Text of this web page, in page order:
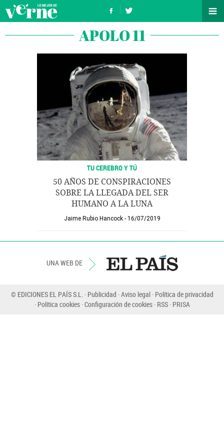
APOLO 11
TU CEREBRO Y TÚ
50 AÑOS DE CONSPIRACIONES
SOBRE LA LLEGADA DEL SER
HUMANO A LA LUNA
Jaime Rubio Hancock 16/07/2019
UNA WEB DE
© EDICIONES EL PAÍS S.L. Publicidad Aviso legal Política de privacidad
Política cookies Configuración de cookies RSS PRISA